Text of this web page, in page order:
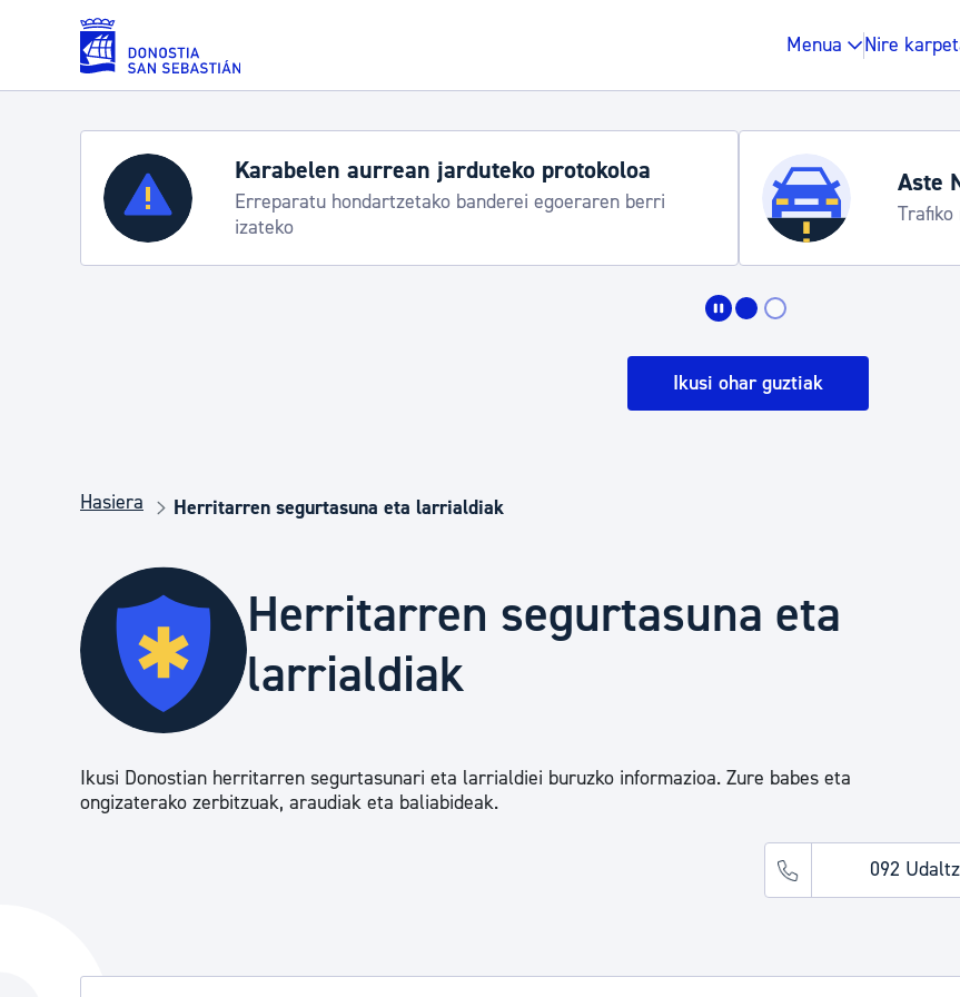
Eduki nagusira joan
Menua Nire
Zerbitzuak
Errolda eta gai pertsonalak
Gune
Herritarren segurtasuna eta larrialdiak
Osasun publikoa, animaliak eta kontsumoa
Haurrak eta gazteak
Turismoa
Aste Nagusia 2026: egitaraua
Abuztuak 8-15
Ikusi ohar guztiak
Hasiera Herritarren segurtasuna eta larrialdiak
Herritarren segurtasuna eta
larrialdiak
Ikusi Donostian herritarren segurtasunari eta larrialdiei buruzko informazioa. Zure babes eta
ongizaterako zerbitzuak, araudiak eta baliabideak.
092